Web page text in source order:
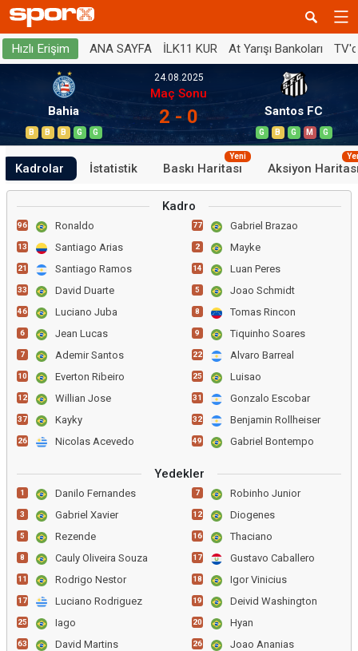
Hızlı Erişim ANA SAYFA İLK11 KUR At Yarışı Bankoları
Bahia
B B B G G
24.08.2025
Maç Sonu
2 - 0 Santos FC
G B G M G
Kadrolar İstatistik Baskı Haritası
Yeni
Aksiyon
Kadro
96 Ronaldo
13 Santiago Arias
21 Santiago Ramos
33 David Duarte
46 Luciano Juba
6 Jean Lucas
7 Ademir Santos
10 Everton Ribeiro
12 Willian Jose
37 Kayky
26 Nicolas Acevedo
77 Gabriel Brazao
2 Mayke
14 Luan Peres
5 Joao Schmidt
8 Tomas Rincon
9 Tiquinho Soares
22 Alvaro Barreal
25 Luisao
31 Gonzalo Escobar
32 Benjamin Rollheiser
49 Gabriel Bontempo
Yedekler
1 Danilo Fernandes
3 Gabriel Xavier
5 Rezende
8 Cauly Oliveira Souza
11 Rodrigo Nestor
17 Luciano Rodriguez
25 Iago
63 David Martins
7 Robinho Junior
12 Diogenes
16 Thaciano
17 Gustavo Caballero
18 Igor Vinicius
19 Deivid Washington
20 Hyan
26 Joao Ananias